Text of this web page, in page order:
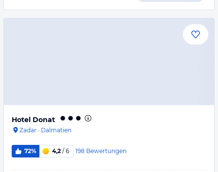
Hotel Donat
Zadar · Dalmatien
72% 4,2 / 6 198 Bewertungen